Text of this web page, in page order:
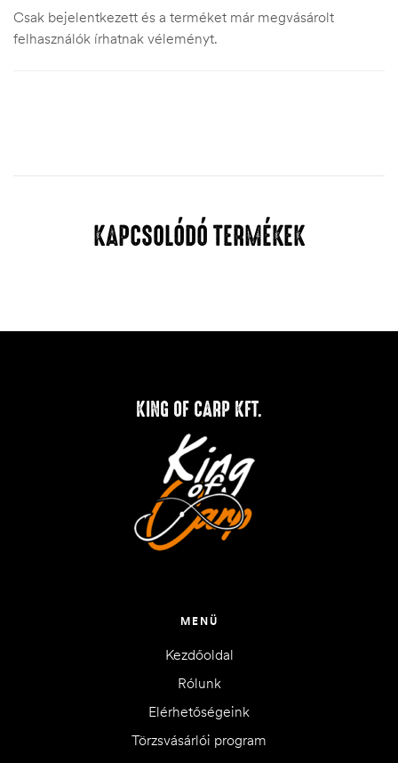
Csak bejelentkezett és a terméket már megvásárolt
felhasználók írhatnak véleményt.
KAPCSOLÓDÓ TERMÉKEK
KING OF CARP KFT.
MENÜ
Kezdőoldal
Rólunk
Elérhetőségeink
Törzsvásárlói program